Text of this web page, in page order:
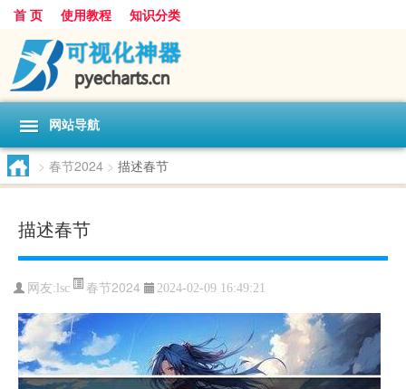
首 页 使用教程 知识分类
网站导航
> 春节2024 > 描述春节
描述春节
网友: lsc 春节2024 2024-02-09 16:49:21